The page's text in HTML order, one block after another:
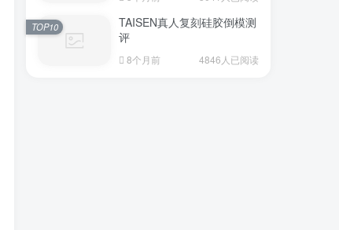
TAISEN真人复刻硅胶倒模测
评
8个月前 4846人已阅读
TOP10